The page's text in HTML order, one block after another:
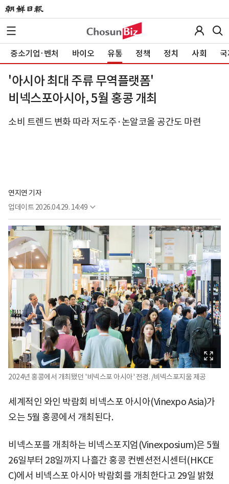
중소기업·벤처 바이오 유통 정책 정치 사회
'아시아 최대 주류 무역플랫폼'
비넥스포아시아, 5월 홍콩 개최
소비 트렌드 변화 따라 저도주·논알코올 공간도 마련
연지연 기자
업데이트 2026.04.29. 14:49
2024년 홍콩에서 개최됐던 '비넥스포 아시아' 전경. /비넥스포지움 제공
세계적인 와인 박람회 비넥스포 아시아(Vinexpo Asia)가
오는 5월 홍콩에서 개최된다.
비넥스포를 개최하는 비넥스포지엄(Vinexposium)은 5월
26일부터 28일까지 나흘간 홍콩 컨벤션전시센터(HKCE
C)에서 비넥스포 아시아 박람회를 개최한다고 29일 밝혔